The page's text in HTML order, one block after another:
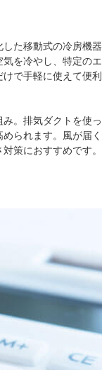
た移動式の冷房機器
を冷やし、特定のエ
で手軽に使えて便利
。排気ダクトを使っ
られます。風が届く
策におすすめです。